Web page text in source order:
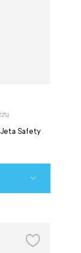
Jeta Safety